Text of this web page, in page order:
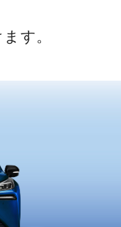
す。